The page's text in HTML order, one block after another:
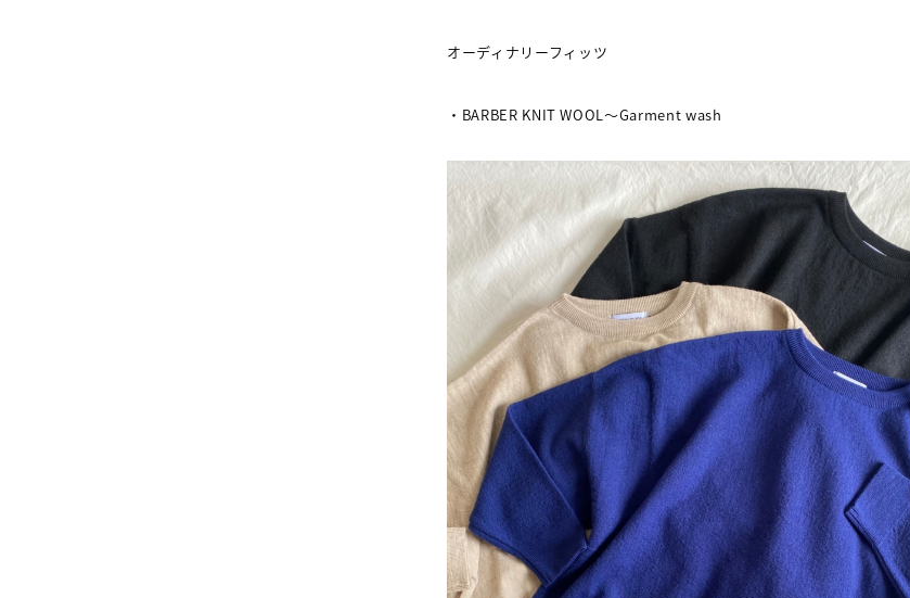
オーディナリーフィッツ
・ BARBER KNIT WOOL〜Garment wash